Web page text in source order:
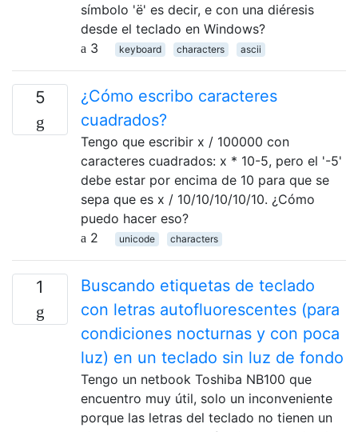
símbolo 'ë' es decir, e con una diéresis
desde el teclado en Windows?
3
keyboard characters ascii
5
¿Cómo escribo caracteres
cuadrados?
Tengo que escribir x / 100000 con
caracteres cuadrados: x * 10-5, pero el '-5'
debe estar por encima de 10 para que se
sepa que es x / 10/10/10/10/10. ¿Cómo
puedo hacer eso?
2
unicode characters
1
Buscando etiquetas de teclado
con letras autofluorescentes (para
condiciones nocturnas y con poca
luz) en un teclado sin luz de fondo
Tengo un netbook Toshiba NB100 que
encuentro muy útil, solo un inconveniente
porque las letras del teclado no tienen un